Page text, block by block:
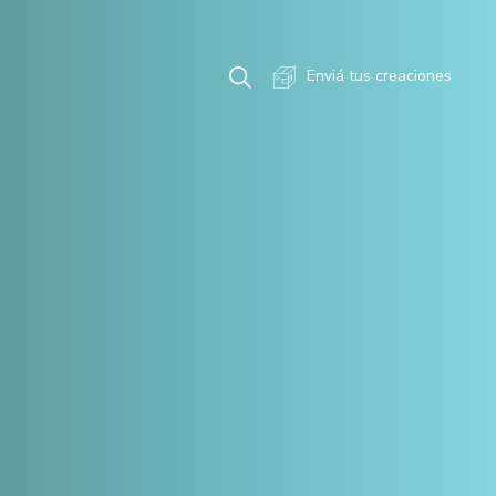
Enviá tus creaciones